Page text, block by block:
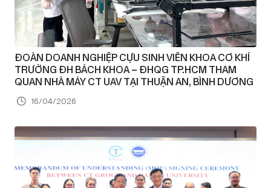
ĐOÀN DOANH NGHIỆP CỰU SINH VIÊN KHOA CƠ KHÍ
TRƯỜNG ĐH BÁCH KHOA – ĐHQG TP.HCM THAM
QUAN NHÀ MÁY CT UAV TẠI THUẬN AN, BÌNH DƯƠNG
16/04/2026